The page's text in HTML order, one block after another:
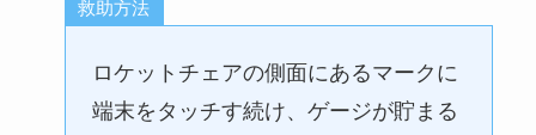
救助方法
ロケットチェアの側面にあるマークに
端末をタッチす続け、ゲージが貯まる